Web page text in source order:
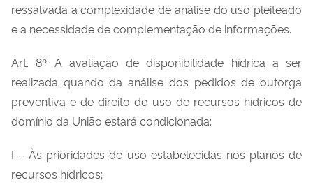
ressalvada a complexidade de análise do uso pleiteado
e a necessidade de complementação de informações.
Art. 8º A avaliação de disponibilidade hídrica a ser
realizada quando da análise dos pedidos de outorga
preventiva e de direito de uso de recursos hídricos de
domínio da União estará condicionada:
I – Às prioridades de uso estabelecidas nos planos de
recursos hídricos;